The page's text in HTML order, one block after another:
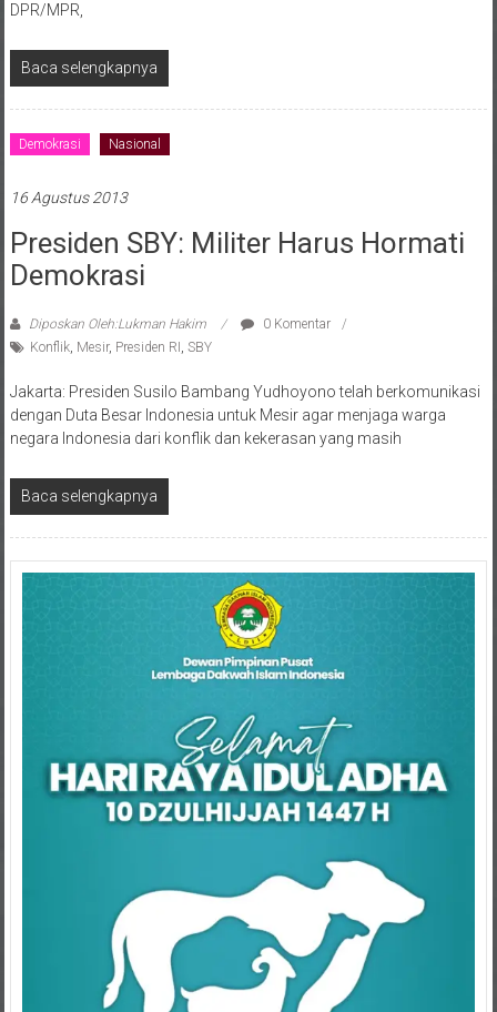
DPR/MPR,
Baca selengkapnya
Demokrasi Nasional
16 Agustus 2013
Presiden SBY: Militer Harus Hormati
Demokrasi
Diposkan Oleh:Lukman Hakim
0 Komentar
Konflik, Mesir, Presiden RI , SBY
Jakarta: Presiden Susilo Bambang Yudhoyono telah berkomunikasi
dengan Duta Besar Indonesia untuk Mesir agar menjaga warga
negara Indonesia dari konflik dan kekerasan yang masih
Baca selengkapnya